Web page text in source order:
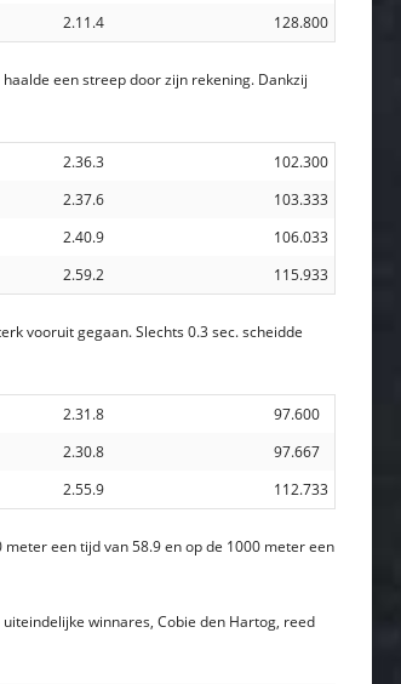
2.11.4 128.800
een streep door zijn rekening. Dankzij
2.36.3
102.300
2.37.6
103.333
2.40.9
106.033
2.59.2 115.933
vooruit gegaan. Slechts 0.3 sec. scheidde
2.31.8
97.600
2.30.8
97.667
2.55.9 112.733
een tijd van 58.9 en op de 1000 meter een
winnares, Cobie den Hartog, reed